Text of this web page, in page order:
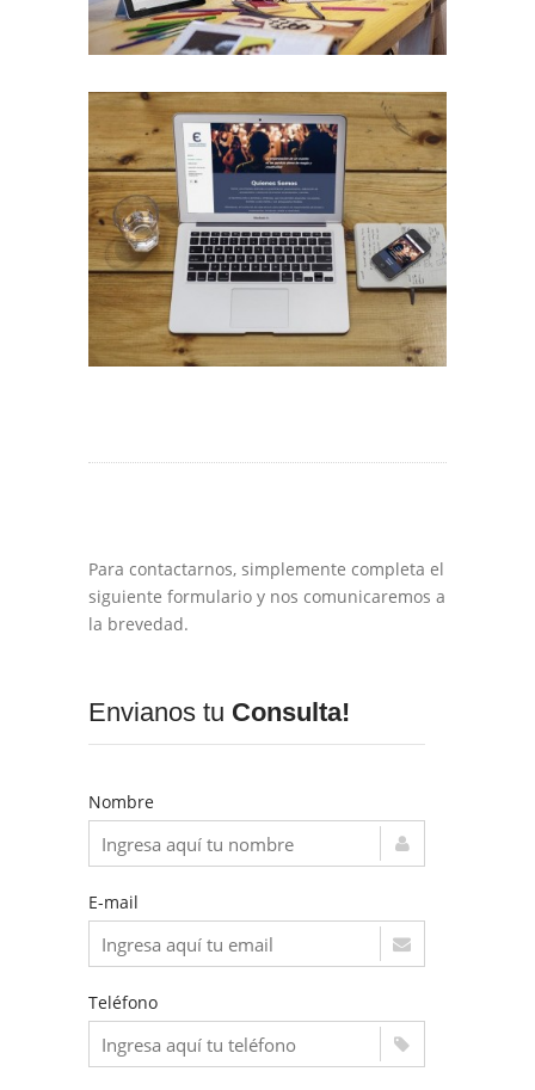
Diseño Web para Empresa de Eventos
Trabajos Web
Para contactarnos, simplemente completa el
siguiente formulario y nos comunicaremos a
la brevedad.
Envianos tu Consulta!
Nombre
E-mail
Teléfono